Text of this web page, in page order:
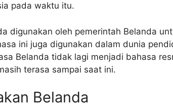
pada waktu itu.
digunakan oleh pemerintah Belanda
ini juga digunakan dalam dunia
Belanda tidak lagi menjadi bahasa
terasa sampai saat ini.
Belanda